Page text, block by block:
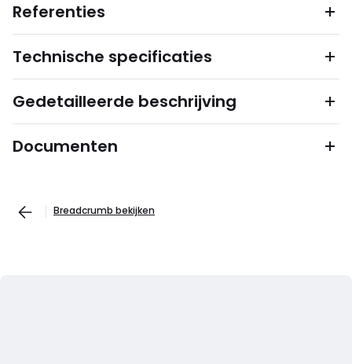
Referenties
Technische specificaties
Gedetailleerde beschrijving
Documenten
Breadcrumb bekijken